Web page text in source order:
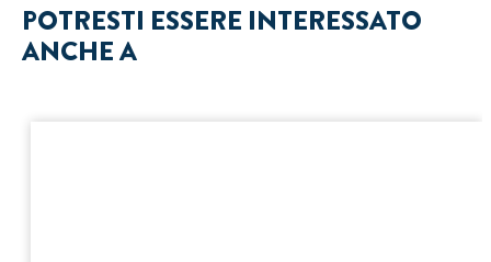
POTRESTI ESSERE INTERESSATO
ANCHE A